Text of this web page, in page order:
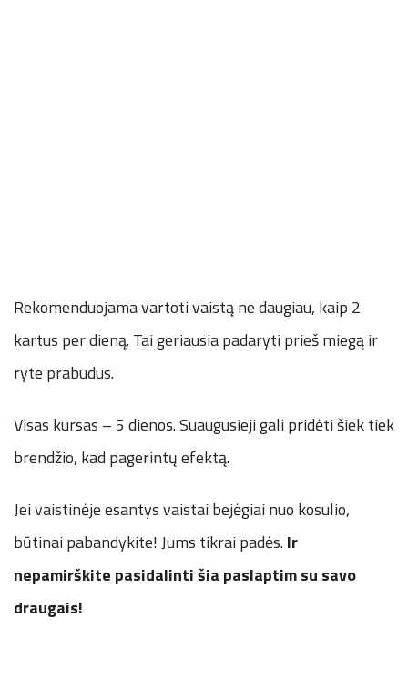
Rekomenduojama vartoti vaistą ne daugiau, kaip 2
kartus per dieną. Tai geriausia padaryti prieš miegą ir
ryte prabudus.
Visas kursas – 5 dienos. Suaugusieji gali pridėti šiek tiek
brendžio, kad pagerintų efektą.
Jei vaistinėje esantys vaistai bejėgiai nuo kosulio,
būtinai pabandykite! Jums tikrai padės.Ir
nepamirškite pasidalinti šia paslaptim su savo
draugais!